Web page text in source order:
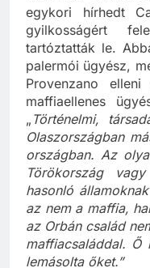
Bernardo
egykori hírhedt
gyilkosságért
tartóztatták le.
palermói ügyész,
Provenzano
maffiaellenes
„Történelmi,
Olaszországban
országban. Az
Törökország
hasonló
az nem a maffia,
az Orbán család
maffiacsaláddal. Ő